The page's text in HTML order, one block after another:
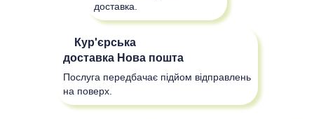
доставка.
Кур'єрська
доставка Нова пошта
Послуга передбачає підйом відправлень
на поверх.